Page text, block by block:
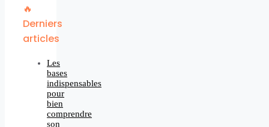
🔥
Derniers
articles
Les
bases
indispensables
pour
bien
comprendre
son